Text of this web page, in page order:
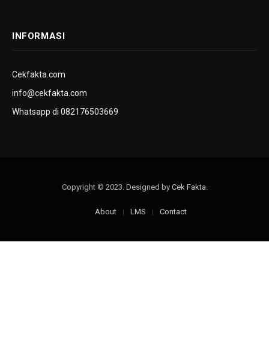
INFORMASI
Cekfakta.com
info@cekfakta.com
Whatsapp di 082176503669
Copyright © 2023. Designed by Cek Fakta
About LMS Contact